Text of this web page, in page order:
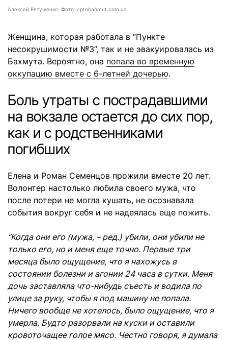
Алексей Евтушенко. Фото: cptobahmut.com.ua
Женщина, которая работала в “Пункте
несокрушимости №3”, так и не эвакуировалась из
Бахмута. Вероятно, она попала во временную
оккупацию вместе с 6-летней дочерью.
Боль утраты с пострадавшими
на вокзале остается до сих пор,
как и с родственниками
погибших
Елена и Роман Семенцов прожили вместе 20 лет.
Волонтер настолько любила своего мужа, что
после потери не могла кушать, не осознавала
события вокруг себя и не надеялась еще пожить.
“Когда они его (мужа, – ред.) убили, они убили не
только его, но и меня еще точно. Первые три
месяца было ощущение, что я нахожусь в
состоянии болезни и агонии 24 часа в сутки. Меня
дочь заставляла что-нибудь съесть и водила по
улице за руку, чтобы я под машину не попала.
Ничего вообще не хотелось, было ощущение, что я
умерла. Будто разорвали на куски и оставили
кровоточащее голое мясо. Честно говоря, я думала